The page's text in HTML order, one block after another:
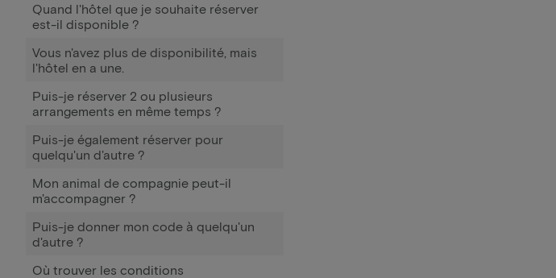
Quand l'hôtel que je souhaite réserver
est-il disponible ?
Vous n'avez plus de disponibilité, mais
l'hôtel en a une.
Puis-je réserver 2 ou plusieurs
arrangements en même temps ?
Puis-je également réserver pour
quelqu'un d'autre ?
Mon animal de compagnie peut-il
m'accompagner ?
Puis-je donner mon code à quelqu'un
d'autre ?
Où trouver les conditions